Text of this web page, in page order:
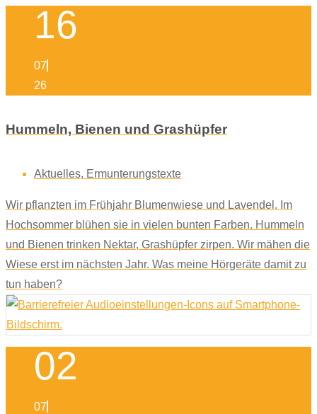
16
07
26
Hummeln, Bienen und Grashüpfer
Aktuelles, Ermunterungstexte
Wir pflanzten im Frühjahr Blumenwiese und Lavendel. Im
Hochsommer blühen sie in vielen bunten Farben. Hummeln
und Bienen trinken Nektar, Grashüpfer zirpen. Wir mähen die
Wiese erst im nächsten Jahr. Was meine Hörgeräte damit zu
tun haben?
02
07